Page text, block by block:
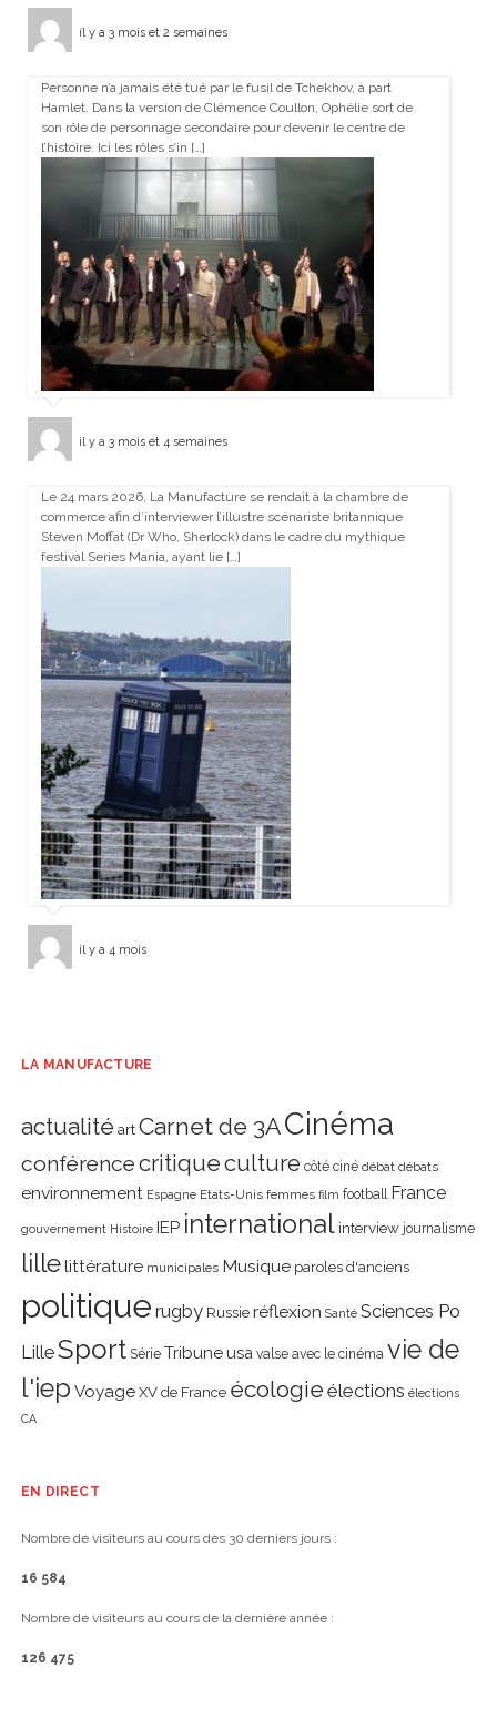
il y a 3 mois et 2 semaines
Personne n’a jamais été tué par le fusil de Tchekhov, à part
Hamlet. Dans la version de Clémence Coullon, Ophélie sort de
son rôle de personnage secondaire pour devenir le centre de
l’histoire. Ici les rôles s’in […]
il y a 3 mois et 4 semaines
Le 24 mars 2026, La Manufacture se rendait à la chambre de
commerce afin d’interviewer l’illustre scénariste britannique
Steven Moffat (Dr Who, Sherlock) dans le cadre du mythique
festival Series Mania, ayant lie […]
il y a 4 mois
LA MANUFACTURE
actualité art Carnet de 3ACinéma
conférencecritiqueculture côté ciné débat débats
environnement Espagne Etats-Unis femmes film football France
gouvernement Histoire IEP international interview journalisme
lillelittérature municipales Musique paroles d'anciens
politique rugby Russie réflexion Santé Sciences Po
LilleSport Série Tribune usa valse avec le cinéma vie de
l'iep Voyage XV de France écologie élections élections
CA
EN DIRECT
Nombre de visiteurs au cours des 30 derniers jours :
16 584
Nombre de visiteurs au cours de la dernière année :
126 475